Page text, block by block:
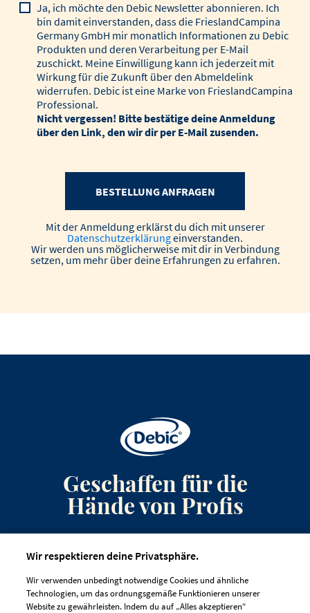
Ja, ich möchte den Debic Newsletter abonnieren. Ich
bin damit einverstanden, dass die FrieslandCampina
Germany GmbH mir monatlich Informationen zu Debic
Produkten und deren Verarbeitung per E-Mail
zuschickt. Meine Einwilligung kann ich jederzeit mit
Wirkung für die Zukunft über den Abmeldelink
widerrufen. Debic ist eine Marke von FrieslandCampina
Professional.
Nicht vergessen! Bitte bestätige deine Anmeldung
über den Link, den wir dir per E-Mail zusenden.
BESTELLUNG ANFRAGEN
Mit der Anmeldung erklärst du dich mit unserer
Datenschutzerklärungeinverstanden.
Wir werden uns möglicherweise mit dir in Verbindung
setzen, um mehr über deine Erfahrungen zu erfahren.
Geschaffen für die
Hände von Profis
Häufig gestellte Fragen
Wir respektieren deine Privatsphäre.
Wir verwenden unbedingt notwendige Cookies und ähnliche
Technologien, um das ordnungsgemäße Funktionieren unserer
Website zu gewährleisten. Indem du auf „Alles akzeptieren“